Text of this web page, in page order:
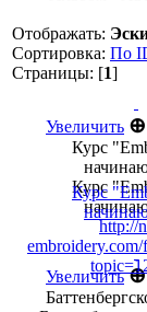
Отображать:
Сортировка: По
Страницы: [1]
Увеличить ⊕
Курс
Курс
http://
Курс
Увеличить ⊕